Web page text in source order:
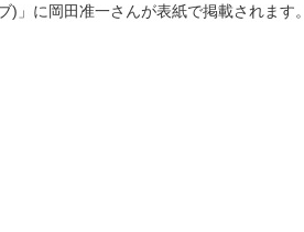
」に岡田准一さんが表紙で掲載されます。